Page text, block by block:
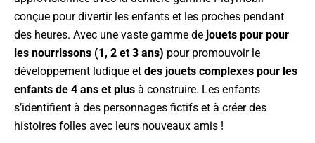
conçue pour divertir les enfants et les proches pendant
des heures. Avec une vaste gamme de jouets pour pour
les nourrissons (1, 2 et 3 ans) pour promouvoir le
développement ludique et des jouets complexes pour les
enfants de 4 ans et plus à construire. Les enfants
s’identifient à des personnages fictifs et à créer des
histoires folles avec leurs nouveaux amis !